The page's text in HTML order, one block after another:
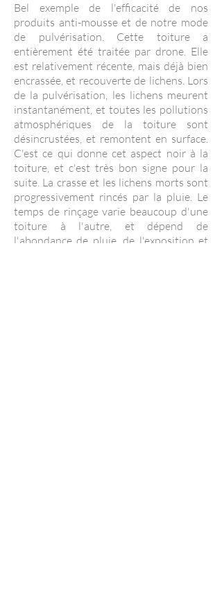
Bel exemple de l'efficacité de nos
produits anti-mousse et de notre mode
de pulvérisation. Cette toiture a
entièrement été traitée par drone. Elle
est relativement récente, mais déjà bien
encrassée, et recouverte de lichens. Lors
de la pulvérisation, les lichens meurent
instantanément, et toutes les pollutions
atmosphériques de la toiture sont
désincrustées, et remontent en surface.
C'est ce qui donne cet aspect noir à la
toiture, et c'est très bon signe pour la
suite. La crasse et les lichens morts sont
progressivement rincés par la pluie. Le
temps de rinçage varie beaucoup d'une
toiture à l'autre, et dépend de
l'abondance de pluie, de l'exposition et